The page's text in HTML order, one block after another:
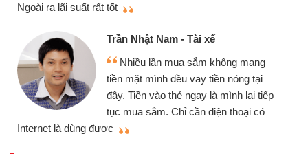
Ngoài ra lãi suất rất tốt
Trần Nhật Nam - Tài xế
Nhiều lần mua sắm không mang
tiền mặt mình đều vay tiền nóng tại
đây. Tiền vào thẻ ngay là mình lại tiếp
tục mua sắm. Chỉ cần điện thoại có
Internet là dùng được